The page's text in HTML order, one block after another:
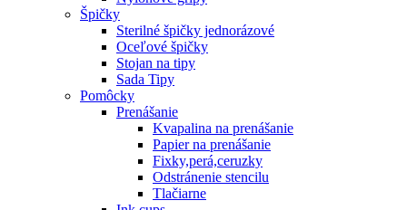
Špičky
Sterilné špičky jednorázové
Oceľové špičky
Stojan na tipy
Sada Tipy
Pomôcky
Prenášanie
Kvapalina na prenášanie
Papier na prenášanie
Fixky,perá,ceruzky
Odstránenie stencilu
Tlačiarne